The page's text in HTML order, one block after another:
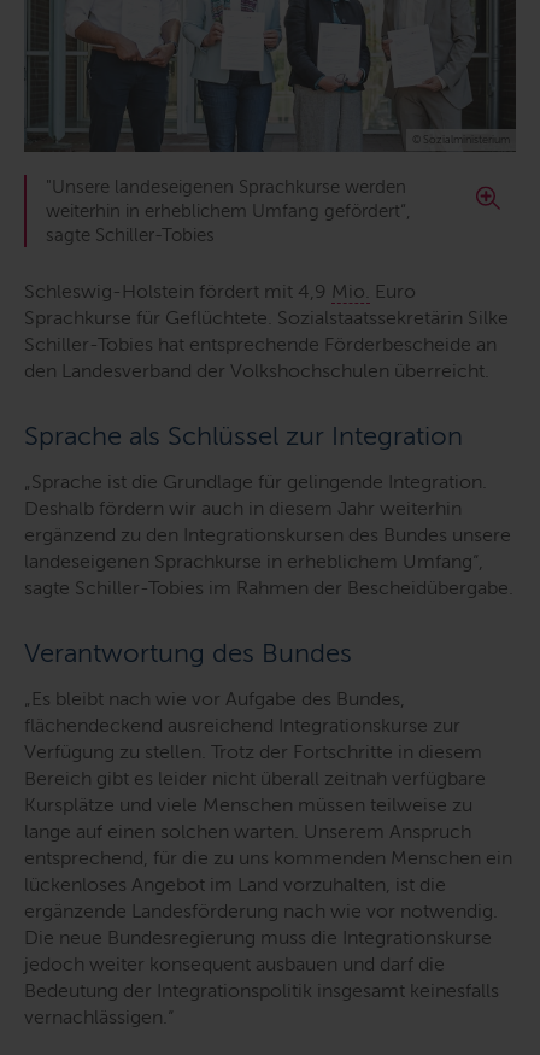
© Sozialministerium
"Unsere landeseigenen Sprachkurse werden
weiterhin in erheblichem Umfang gefördert“,
sagte Schiller-Tobies
Schleswig-Holstein fördert mit 4,9 Mio. Euro
Sprachkurse für Geflüchtete. Sozialstaatssekretärin Silke
Schiller-Tobies hat entsprechende Förderbescheide an
den Landesverband der Volkshochschulen überreicht.
Sprache als Schlüssel zur Integration
„Sprache ist die Grundlage für gelingende Integration.
Deshalb fördern wir auch in diesem Jahr weiterhin
ergänzend zu den Integrationskursen des Bundes unsere
landeseigenen Sprachkurse in erheblichem Umfang“,
sagte Schiller-Tobies im Rahmen der Bescheidübergabe.
Verantwortung des Bundes
„Es bleibt nach wie vor Aufgabe des Bundes,
flächendeckend ausreichend Integrationskurse zur
Verfügung zu stellen. Trotz der Fortschritte in diesem
Bereich gibt es leider nicht überall zeitnah verfügbare
Kursplätze und viele Menschen müssen teilweise zu
lange auf einen solchen warten. Unserem Anspruch
entsprechend, für die zu uns kommenden Menschen ein
lückenloses Angebot im Land vorzuhalten, ist die
ergänzende Landesförderung nach wie vor notwendig.
Die neue Bundesregierung muss die Integrationskurse
jedoch weiter konsequent ausbauen und darf die
Bedeutung der Integrationspolitik insgesamt keinesfalls
vernachlässigen.“